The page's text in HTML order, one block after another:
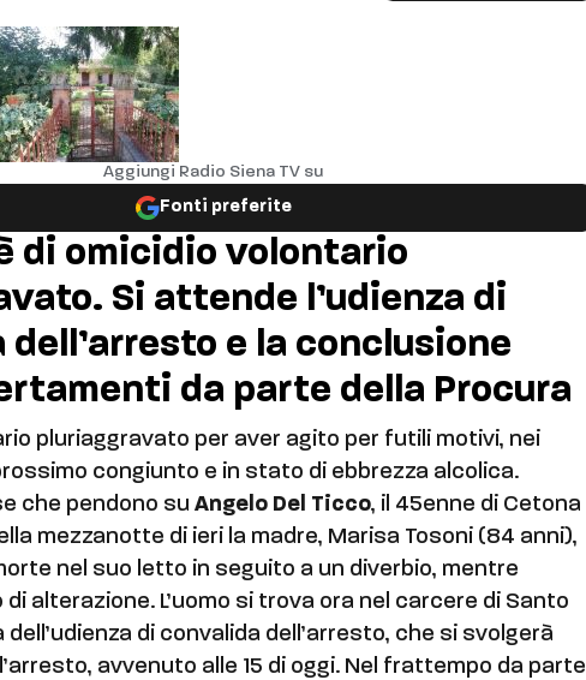
Aggiungi Radio Siena TV su
Fonti preferite
è di omicidio volontario
Si attende l’udienza di
e la conclusione
da parte della Procura
pluriaggravato per aver agito per futili motivi, nei
congiunto e in stato di ebbrezza alcolica.
che pendono suAngelo Del Ticco, il 45enne di Cetona
mezzanotte di ieri la madre, Marisa Tosoni (84 anni),
nel suo letto in seguito a un diverbio, mentre
alterazione. L’uomo si trova ora nel carcere di Santo
di convalida dell’arresto, che si svolgerà
avvenuto alle 15 di oggi. Nel frattempo da parte